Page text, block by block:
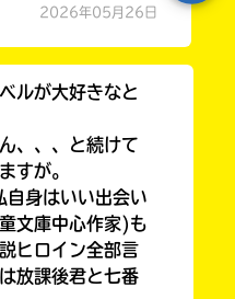
2026年05月26日
ルが大好きなと
、、、と続けて
すが。
自身はいい出会い
文庫中心作家)も
ヒロイン全部言
放課後君と七番